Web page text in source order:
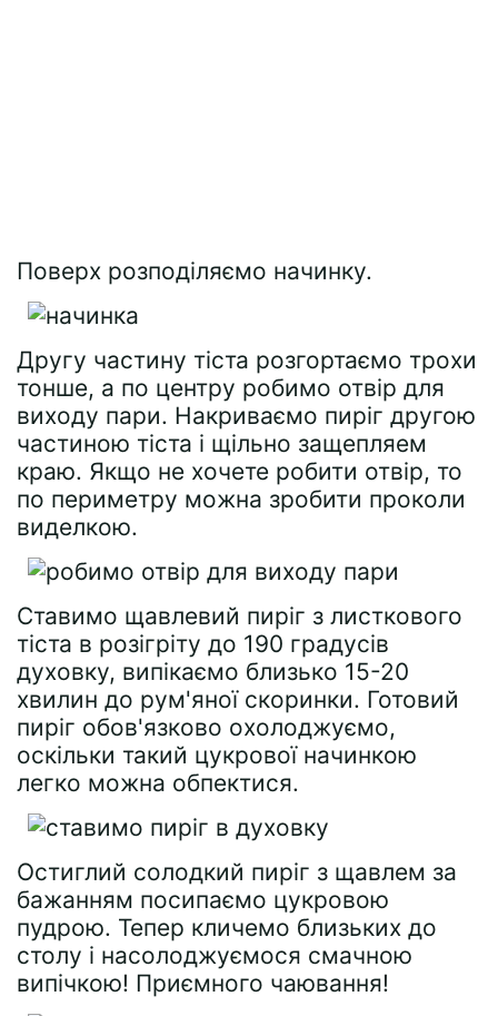
Поверх розподіляємо начинку.
Другу частину тіста розгортаємо трохи
тонше, а по центру робимо отвір для
виходу пари. Накриваємо пиріг другою
частиною тіста і щільно защепляем
краю. Якщо не хочете робити отвір, то
по периметру можна зробити проколи
виделкою.
Ставимо щавлевий пиріг з листкового
тіста в розігріту до 190 градусів
духовку, випікаємо близько 15-20
хвилин до рум'яної скоринки. Готовий
пиріг обов'язково охолоджуємо,
оскільки такий цукрової начинкою
легко можна обпектися.
Остиглий солодкий пиріг з щавлем за
бажанням посипаємо цукровою
пудрою. Тепер кличемо близьких до
столу і насолоджуємося смачною
випічкою! Приємного чаювання!